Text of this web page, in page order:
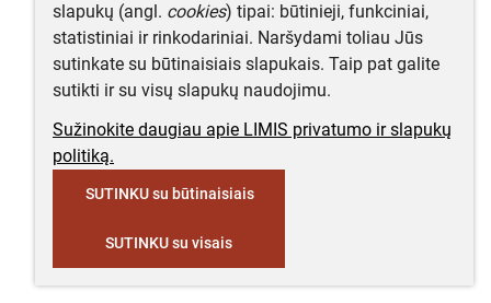
slapukų (angl. cookies) tipai: būtinieji, funkciniai,
statistiniai ir rinkodariniai. Naršydami toliau Jūs
sutinkate su būtinaisiais slapukais. Taip pat galite
sutikti ir su visų slapukų naudojimu.
Sužinokite daugiau apie LIMIS privatumo ir slapukų
politiką.
SUTINKU su būtinaisiais
SUTINKU su visais